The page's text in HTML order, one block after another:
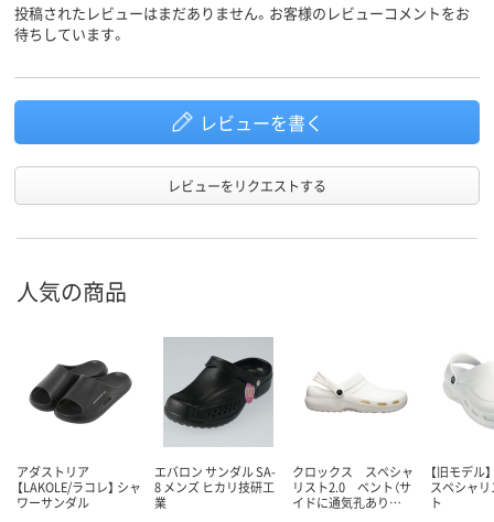
投稿されたレビューはまだありません。お客様のレビューコメントをお
待ちしています。
レビューを書く
レビューをリクエストする
人気の商品
アダストリア
【LAKOLE/ラコレ】 シャ
ワーサンダル
エバロン サンダル SA-
8 メンズ ヒカリ技研工
業
クロックス スペシャ
リスト2.0 ベント（サ
イドに通気孔あり…
【旧モデル
スペシャ
ト